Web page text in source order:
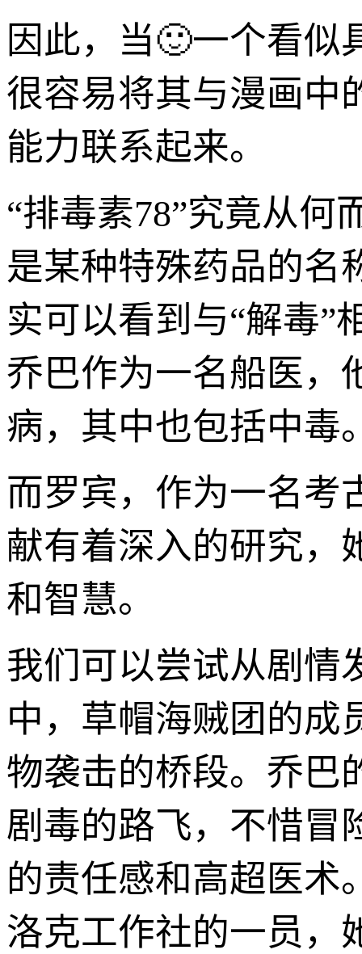
因此，当🙂一个看似
很容易将其与漫画中
能力联系起来。
“排毒素78”究竟从何
是某种特殊药品的名
实可以看到与“解毒”
乔巴作为一名船医，
病，其中也包括中毒
而罗宾，作为一名考
献有着深入的研究，
和智慧。
我们可以尝试从剧情
中，草帽海贼团的成
物袭击的桥段。乔巴
剧毒的路飞，不惜冒
的责任感和高超医术
洛克工作社的一员，